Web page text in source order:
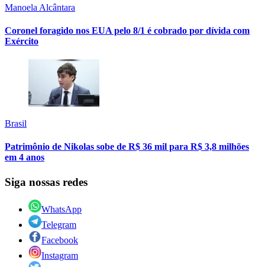
Manoela Alcântara
Coronel foragido nos EUA pelo 8/1 é cobrado por dívida com
Exército
Brasil
Patrimônio de Nikolas sobe de R$ 36 mil para R$ 3,8 milhões
em 4 anos
Siga nossas redes
WhatsApp
Telegram
Facebook
Instagram